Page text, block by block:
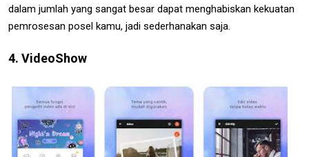
dalam jumlah yang sangat besar dapat menghabiskan kekuatan
pemrosesan posel kamu, jadi sederhanakan saja.
4. VideoShow